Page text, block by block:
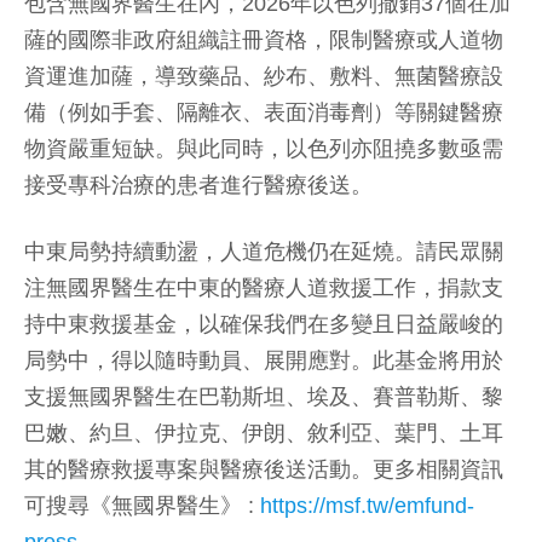
薩的國際非政府組織註冊資格，限制醫療或人道物
資運進加薩，導致藥品、紗布、敷料、無菌醫療設
備（例如手套、隔離衣、表面消毒劑）等關鍵醫療
物資嚴重短缺。與此同時，以色列亦阻撓多數亟需
接受專科治療的患者進行醫療後送。
中東局勢持續動盪，人道危機仍在延燒。請民眾關
注無國界醫生在中東的醫療人道救援工作，捐款支
持中東救援基金，以確保我們在多變且日益嚴峻的
局勢中，得以隨時動員、展開應對。此基金將用於
支援無國界醫生在巴勒斯坦、埃及、賽普勒斯、黎
巴嫩、約旦、伊拉克、伊朗、敘利亞、葉門、土耳
其的醫療救援專案與醫療後送活動。更多相關資訊
可搜尋《無國界醫生》 : https://msf.tw/emfund-